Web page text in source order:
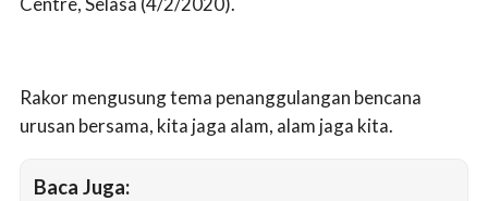
Rakor mengusung tema penanggulangan bencana
urusan bersama, kita jaga alam, alam jaga kita.
Baca Juga: